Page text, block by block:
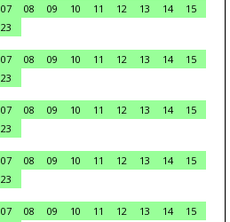
07 08 09 10 11 12 13 14
15
23
07 08 09 10 11 12 13 14
15
23
07 08 09 10 11 12 13 14
15
23
07 08 09 10 11 12 13 14
15
23
07 08 09 10 11 12 13 14
15